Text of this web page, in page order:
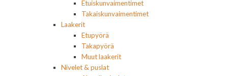
Etuiskunvaimentimet
Takaiskunvaimentimet
Laakerit
Etupyörä
Takapyörä
Muut laakerit
Nivelet & puslat